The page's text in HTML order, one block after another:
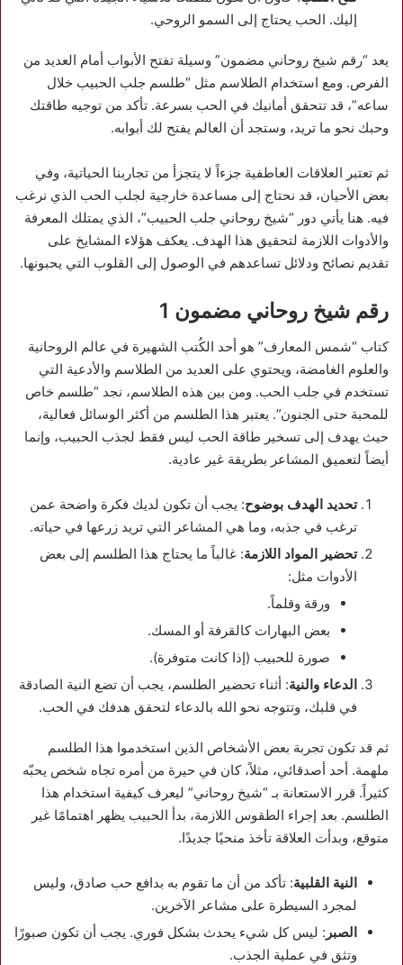
إليك. الحب يحتاج إلى السمو الروحي.
يعد “رقم شيخ روحاني مضمون” وسيلة تفتح الأبواب أمام العديد من
الفرص. ومع استخدام الطلاسم مثل “طلسم جلب الحبيب خلال
ساعه”، قد تتحقق أمانيك في الحب بسرعة. تأكد من توجيه طاقتك
وحبك نحو ما تريد، وستجد أن العالم يفتح لك أبوابه.
ثم تعتبر العلاقات العاطفية جزءاً لا يتجزأ من تجاربنا الحياتية، وفي
بعض الأحيان، قد نحتاج إلى مساعدة خارجية لجلب الحب الذي نرغب
فيه. هنا يأتي دور “شيخ روحاني جلب الحبيب”، الذي يمتلك المعرفة
والأدوات اللازمة لتحقيق هذا الهدف. يعكف هؤلاء المشايخ على
تقديم نصائح ودلائل تساعدهم في الوصول إلى القلوب التي يحبونها.
رقم شيخ روحاني مضمون 1
كتاب “شمس المعارف” هو أحد الكُتب الشهيرة في عالم الروحانية
والعلوم الغامضة، ويحتوي على العديد من الطلاسم والأدعية التي
تستخدم في جلب الحب. ومن بين هذه الطلاسم، نجد “طلسم خاص
للمحبة حتى الجنون”. يعتبر هذا الطلسم من أكثر الوسائل فعالية،
حيث يهدف إلى تسخير طاقة الحب ليس فقط لجذب الحبيب، وإنما
أيضاً لتعميق المشاعر بطريقة غير عادية.
تحديد الهدف بوضوح: يجب أن تكون لديك فكرة واضحة عمن
ترغب في جذبه، وما هي المشاعر التي تريد زرعها في حياته.
تحضير المواد اللازمة: غالباً ما يحتاج هذا الطلسم إلى بعض
الأدوات مثل:
ورقة وقلماً.
بعض البهارات كالقرفة أو المسك.
صورة للحبيب (إذا كانت متوفرة).
الدعاء والنية: أثناء تحضير الطلسم، يجب أن تضع النية الصادقة
في قلبك، وتتوجه نحو الله بالدعاء لتحقق هدفك في الحب.
ثم قد تكون تجربة بعض الأشخاص الذين استخدموا هذا الطلسم
ملهمة. أحد أصدقائي، مثلاً، كان في حيرة من أمره تجاه شخص يحبّه
كثيراً. قرر الاستعانة بـ “شيخ روحاني” ليعرف كيفية استخدام هذا
الطلسم. بعد إجراء الطقوس اللازمة، بدأ الحبيب يظهر اهتمامًا غير
متوقع، وبدأت العلاقة تأخذ منحيًا جديدًا.
النية القلبية: تأكد من أن ما تقوم به بدافع حب صادق، وليس
لمجرد السيطرة على مشاعر الآخرين.
الصبر : ليس كل شيء يحدث بشكل فوري. يجب أن تكون صبورًا
وتثق في عملية الجذب.